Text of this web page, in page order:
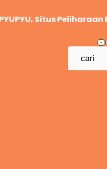
ke
Situs Peliharaan